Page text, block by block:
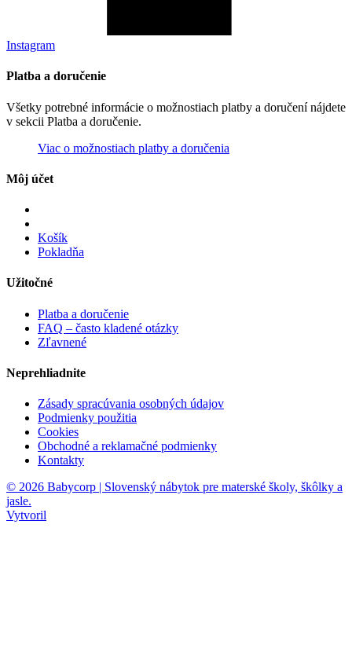
Instagram
Platba a doručenie
Všetky potrebné informácie o možnostiach platby a doručení nájdete
v sekcii Platba a doručenie.
Viac o možnostiach platby a doručenia
Môj účet
Košík
Pokladňa
Užitočné
Platba a doručenie
FAQ – často kladené otázky
Zľavnené
Neprehliadnite
Zásady spracúvania osobných údajov
Podmienky použitia
Cookies
Obchodné a reklamačné podmienky
Kontakty
© 2026 Babycorp | Slovenský nábytok pre materské školy, škôlky a
jasle.
Vytvoril